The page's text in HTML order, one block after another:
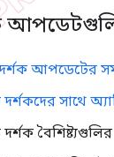
আপডেটের
সাথে